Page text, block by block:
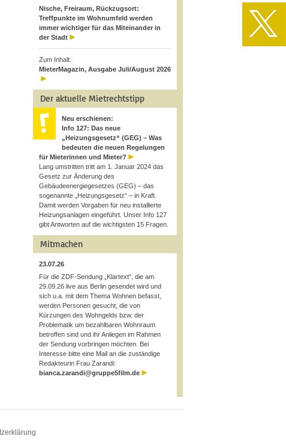
Nische, Freiraum, Rückzugsort:
Treffpunkte im Wohnumfeld werden
immer wichtiger für das Miteinander in
der Stadt
Zum Inhalt:
MieterMagazin, Ausgabe Juli/August 2026
Der aktuelle Mietrechtstipp
Neu erschienen:
Info 127: Das neue
„Heizungsgesetz“ (GEG) – Was
bedeuten die neuen Regelungen
für Mieterinnen und Mieter?
Lang umstritten tritt am 1. Januar 2024 das
Gesetz zur Änderung des
Gebäudeenergiegesetzes (GEG) – das
sogenannte „Heizungsgesetz“ – in Kraft.
Damit werden Vorgaben für neu installierte
Heizungsanlagen eingeführt. Unser Info 127
gibt Antworten auf die wichtigsten 15 Fragen.
Mitmachen
23.07.26
Für die ZDF-Sendung „Klartext“, die am
29.09.26 live aus Berlin gesendet wird und
sich u.a. mit dem Thema Wohnen befasst,
werden Personen gesucht, die von
Kürzungen des Wohngelds bzw. der
Problematik um bezahlbaren Wohnraum
betroffen sind und ihr Anliegen im Rahmen
der Sendung vorbringen möchten. Bei
Interesse bitte eine Mail an die zuständige
Redakteurin Frau Zarandi:
bianca.zarandi@gruppe5film.de